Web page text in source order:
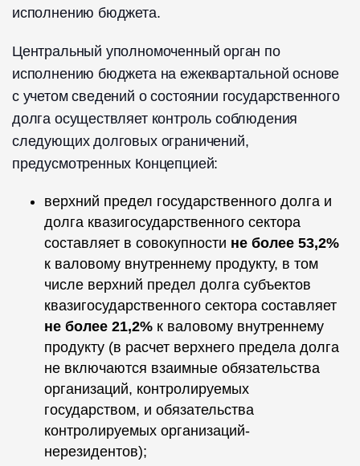
исполнению бюджета.
Центральный уполномоченный орган по
исполнению бюджета на ежеквартальной основе
с учетом сведений о состоянии государственного
долга осуществляет контроль соблюдения
следующих долговых ограничений,
предусмотренных Концепцией:
верхний предел государственного долга и
долга квазигосударственного сектора
составляет в совокупности не более 53,2%
к валовому внутреннему продукту, в том
числе верхний предел долга субъектов
квазигосударственного сектора составляет
не более 21,2% к валовому внутреннему
продукту (в расчет верхнего предела долга
не включаются взаимные обязательства
организаций, контролируемых
государством, и обязательства
контролируемых организаций-
нерезидентов);